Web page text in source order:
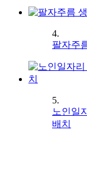
4.
팔자주
5.
노인일
배치